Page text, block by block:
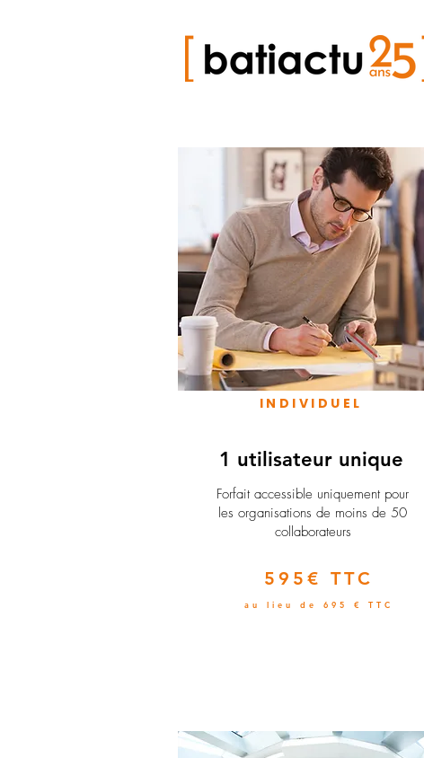
INDIVIDUEL
1 utilisateur unique
​Forfait accessible uniquement pour
les organisations de moins de 50
collaborateurs
595€ TTC
au lieu de 695 € TTC